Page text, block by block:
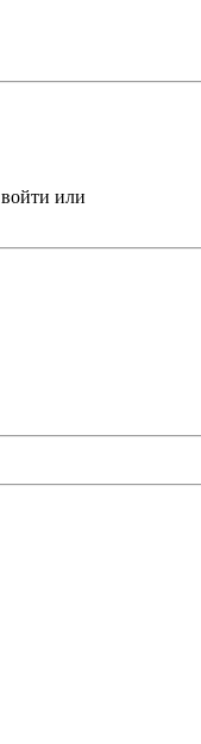
войти или